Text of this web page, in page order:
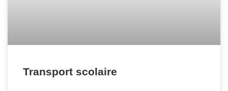
Transport scolaire